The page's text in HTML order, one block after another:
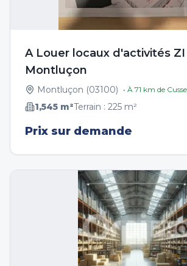
A Louer locaux d'activités ZI
Montluçon
Montluçon (03100) • À 71 km de
1,545 m²Terrain : 225 m²
Prix sur demande